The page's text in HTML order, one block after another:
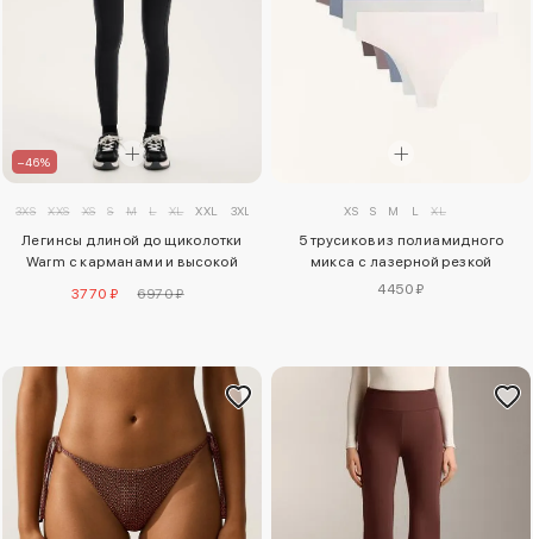
–46%
3XS XXS XS S M L XL XXL 3XL
Легинсы длиной до щиколотки
Warm с карманами и высокой
3770 ₽ 6970 ₽
XS S M L XL
5 трусиков из полиамидного
микса с лазерной резкой
4450 ₽